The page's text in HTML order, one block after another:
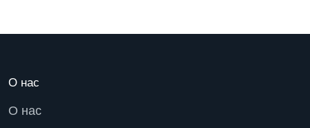
О нас
О нас